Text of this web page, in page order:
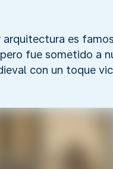
es
fue sometido a
con un toque